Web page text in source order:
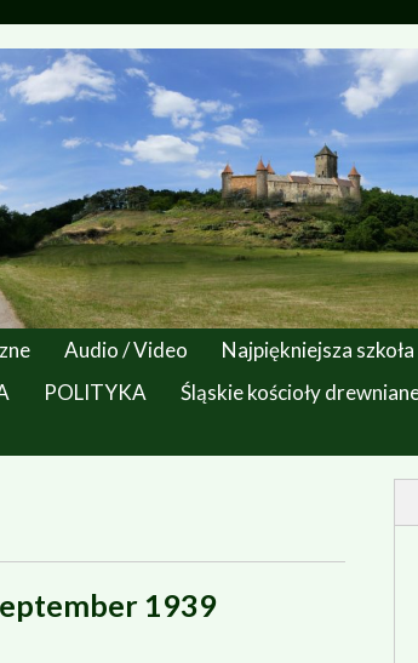
Audio / Video
Najpiękniejsza
POLITYKA
Śląskie kościoły
1939